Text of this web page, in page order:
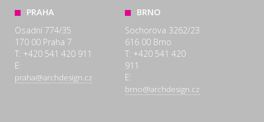
PRAHA
Osadní 774/35
170 00 Praha 7
T: +420 541 420 911
E:
praha@archdesign.cz
BRNO
Sochorova 3262/23
616 00 Brno
T: +420 541 420
911
E:
brno@archdesign.cz